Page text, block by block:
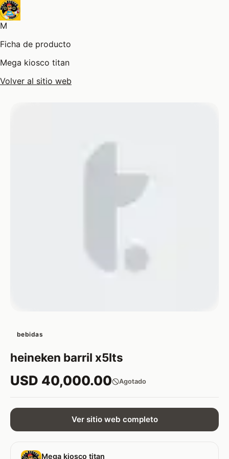
M
Ficha de producto
Mega kiosco titan
Volver al sitio web
bebidas
heineken barril x5lts
USD 40,000.00 Agotado
Ver sitio web completo
Mega kiosco titan